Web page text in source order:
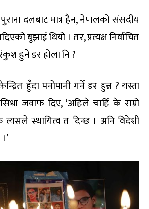
दलबाट मात्र हैन, नेपालको संसदीय
बुझाई थियो । तर, प्रत्यक्ष निर्वाचित
हुने डर होला नि ?
हुँदा मनोमानी गर्ने डर हुन्न ? यस्ता
जवाफ दिए, ‘अहिले चाहिँ के राम्रो
स्थायित्व त दिन्छ । अनि विदेशी